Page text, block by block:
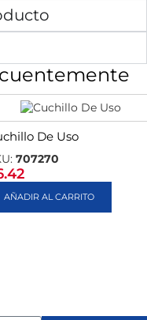
De Uso
707270
AÑADIR AL CARRITO